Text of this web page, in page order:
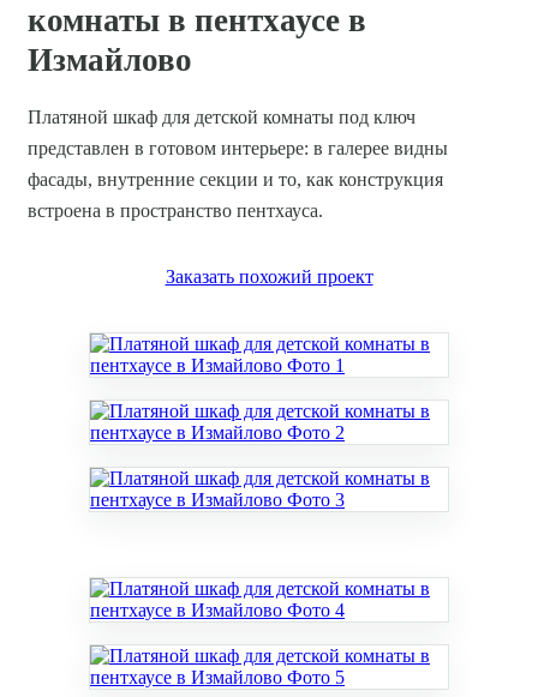
комнаты в пентхаусе в
Измайлово
Платяной шкаф для детской комнаты под ключ
представлен в готовом интерьере: в галерее видны
фасады, внутренние секции и то, как конструкция
встроена в пространство пентхауса.
Заказать похожий проект